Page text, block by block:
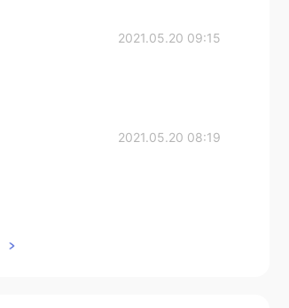
2021.05.20 09:15
2021.05.20 08:19